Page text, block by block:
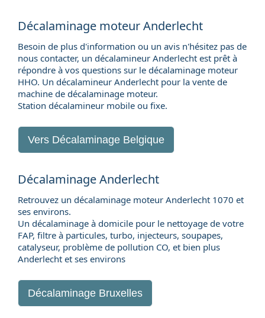
Décalaminage moteur Anderlecht
Besoin de plus d'information ou un avis n'hésitez pas de
nous contacter, un décalamineur Anderlecht est prêt à
répondre à vos questions sur le décalaminage moteur
HHO. Un décalamineur Anderlecht pour la vente de
machine de décalaminage moteur.
Station décalamineur mobile ou fixe.
Vers Décalaminage Belgique
Décalaminage Anderlecht
Retrouvez un décalaminage moteur Anderlecht 1070 et
ses environs.
Un décalaminage à domicile pour le nettoyage de votre
FAP, filtre à particules, turbo, injecteurs, soupapes,
catalyseur, problème de pollution CO, et bien plus
Anderlecht et ses environs
Décalaminage Bruxelles